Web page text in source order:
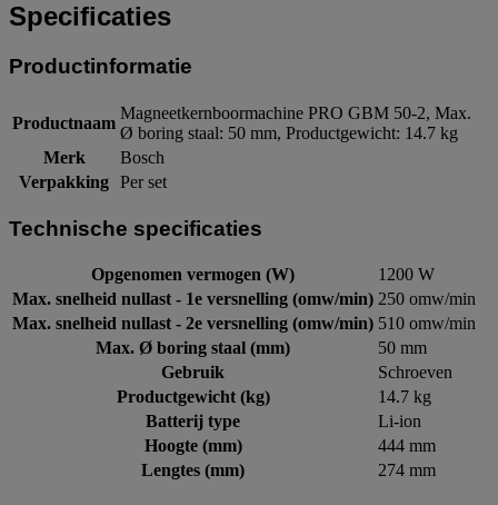
Specificaties
Productinformatie
Productnaam
Magneetkernboormachine PRO GBM 50-2, Max.
Ø boring staal: 50 mm, Productgewicht: 14.7 kg
Merk
Bosch
Verpakking Per set
Technische specificaties
Opgenomen vermogen (W)
1200 W
Max. snelheid nullast - 1e versnelling (omw/min) 250 omw/min
Max. snelheid nullast - 2e versnelling (omw/min) 510 omw/min
Max. Ø boring staal (mm)
50 mm
Gebruik
Schroeven
Productgewicht (kg)
14.7 kg
Batterij type
Li-ion
Hoogte (mm)
444 mm
Lengtes (mm)
274 mm